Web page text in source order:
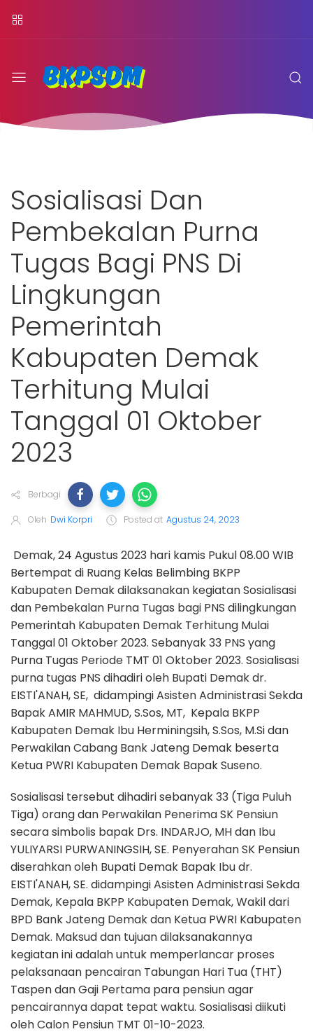
Sosialisasi Dan
Pembekalan Purna
Tugas Bagi PNS Di
Lingkungan
Pemerintah
Kabupaten Demak
Terhitung Mulai
Tanggal 01 Oktober
2023
Berbagi
Oleh Dwi Korpri Posted at Agustus 24, 2023
Demak, 24 Agustus 2023 hari kamis Pukul 08.00 WIB
Bertempat di Ruang Kelas Belimbing BKPP
Kabupaten Demak dilaksanakan kegiatan Sosialisasi
dan Pembekalan Purna Tugas bagi PNS dilingkungan
Pemerintah Kabupaten Demak Terhitung Mulai
Tanggal 01 Oktober 2023. Sebanyak 33 PNS yang
Purna Tugas Periode TMT 01 Oktober 2023. Sosialisasi
purna tugas PNS dihadiri oleh Bupati Demak dr.
EISTI'ANAH, SE, didampingi Asisten Administrasi Sekda
Bapak AMIR MAHMUD, S.Sos, MT, Kepala BKPP
Kabupaten Demak Ibu Herminingsih, S.Sos, M.Si dan
Perwakilan Cabang Bank Jateng Demak beserta
Ketua PWRI Kabupaten Demak Bapak Suseno.
Sosialisasi tersebut dihadiri sebanyak 33 (Tiga Puluh
Tiga) orang dan Perwakilan Penerima SK Pensiun
secara simbolis bapak Drs. INDARJO, MH dan Ibu
YULIYARSI PURWANINGSIH, SE. Penyerahan SK Pensiun
diserahkan oleh Bupati Demak Bapak Ibu dr.
EISTI'ANAH, SE. didampingi Asisten Administrasi Sekda
Demak, Kepala BKPP Kabupaten Demak, Wakil dari
BPD Bank Jateng Demak dan Ketua PWRI Kabupaten
Demak. Maksud dan tujuan dilaksanakannya
kegiatan ini adalah untuk memperlancar proses
pelaksanaan pencairan Tabungan Hari Tua (THT)
Taspen dan Gaji Pertama para pensiun agar
pencairannya dapat tepat waktu. Sosialisasi diikuti
oleh Calon Pensiun TMT 01-10-2023.